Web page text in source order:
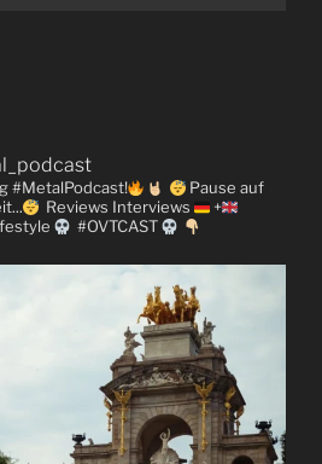
#MetalPodcast!
Pause auf
Reviews Interviews
+
#OVTCAST